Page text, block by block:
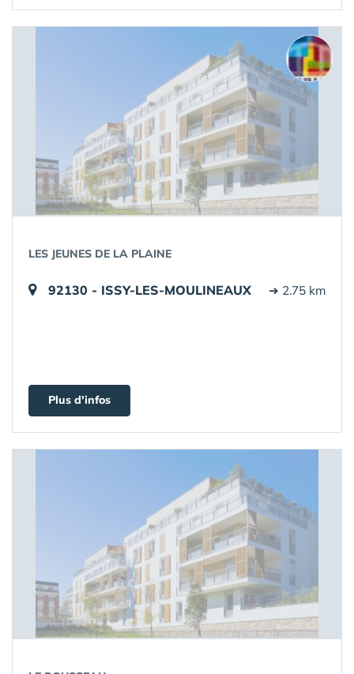
LES JEUNES DE LA PLAINE
92130 - ISSY-LES-MOULINEAUX ➔ 2.75 km
Plus d'infos